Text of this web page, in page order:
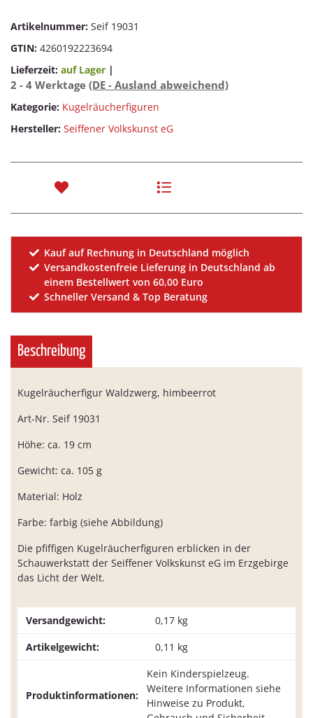
Artikelnummer: Seif 19031
GTIN: 4260192223694
Lieferzeit: auf Lager |
2 - 4 Werktage (DE - Ausland abweichend)
Kategorie: Kugelräucherfiguren
Hersteller: Seiffener Volkskunst eG
Kauf auf Rechnung in Deutschland möglich
Versandkostenfreie Lieferung in Deutschland ab
einem Bestellwert von 60,00 Euro
Schneller Versand & Top Beratung
Beschreibung
Kugelräucherfigur Waldzwerg, himbeerrot
Art-Nr. Seif 19031
Höhe: ca. 19 cm
Gewicht: ca. 105 g
Material: Holz
Farbe: farbig (siehe Abbildung)
Die pfiffigen Kugelräucherfiguren erblicken in der
Schauwerkstatt der Seiffener Volkskunst eG im Erzgebirge
das Licht der Welt.
Versandgewicht:
0,17 kg
Artikelgewicht:
0,11 kg
Produktinformationen:
Kein Kinderspielzeug.
Weitere Informationen siehe
Hinweise zu Produkt,